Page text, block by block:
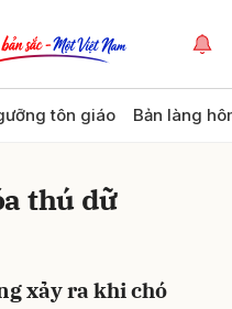
tôn giáo Bản làng
thú dữ
xảy ra khi chó